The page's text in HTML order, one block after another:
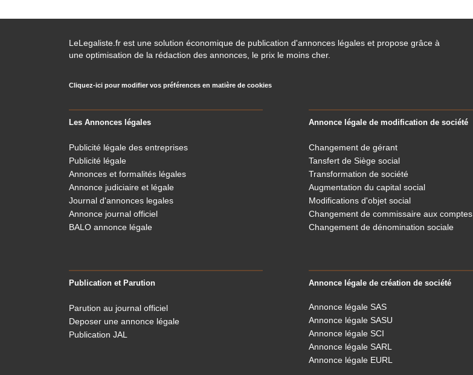
LeLegaliste.fr est une solution économique de publication d'annonces légales et propose grâce à
une optimisation de la rédaction des annonces, le prix le moins cher.
Cliquez-ici pour modifier vos préférences en matière de cookies
Les Annonces légales
Publicité légale des entreprises
Publicité légale
Annonces et formalités légales
Annonce judiciaire et légale
Journal d'annonces legales
Annonce journal officiel
BALO annonce légale
Annonce légale de modification de société
Changement de gérant
Tansfert de Siège social
Transformation de société
Augmentation du capital social
Modifications d'objet social
Changement de commissaire aux comptes
Changement de dénomination sociale
Publication et Parution
Parution au journal officiel
Deposer une annonce légale
Publication JAL
Annonce légale de création de société
Annonce légale SAS
Annonce légale SASU
Annonce légale SCI
Annonce légale SARL
Annonce légale EURL